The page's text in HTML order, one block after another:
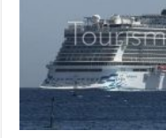
السياحية
العملاقة
“أرويا” على
متنها
1574